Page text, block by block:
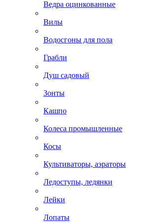
Ведра оцинкованные
Вилы
Водосгоны для пола
Грабли
Душ садовый
Зонты
Кашпо
Колеса промышленные
Косы
Культиваторы, аэраторы
Ледоступы, ледянки
Лейки
Лопаты